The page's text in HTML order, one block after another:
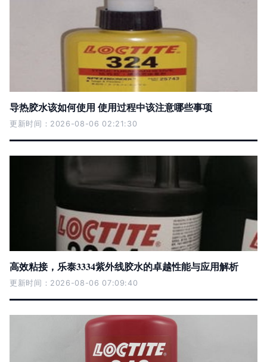
导热胶水该如何使用 使用过程中该注意哪些事项
更新时间：2026-08-06 02:21:30
高效粘接，乐泰3334紫外线胶水的卓越性能与应用解析
更新时间：2026-08-06 07:09:40